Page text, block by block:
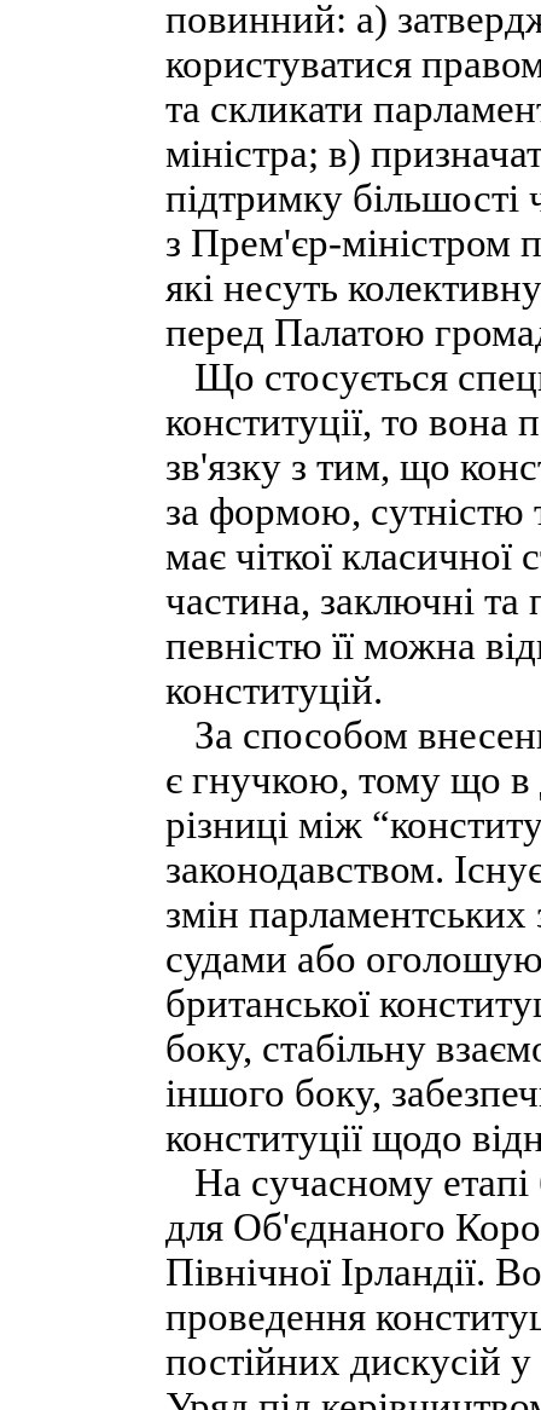
повинний: а)
користуватися
та скликати
міністра; в)
підтримку
з Прем'єр-міністром
які несуть
перед Палатою
Що стосується
конституції, то вона
зв'язку з тим, що
за формою, сутністю
має чіткої
частина, заключні
певністю її можна
конституцій.
За способом
є гнучкою, тому що в
різниці між
законодавством.
змін парламентських
судами або
британської
боку, стабільну
іншого боку,
конституції щодо
На сучасному етапі
для Об'єднаного
Північної Ірландії.
проведення
постійних дискусій